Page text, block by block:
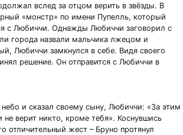
вслед за отцом верить в звёзды. В
«монстр» по имени Пупелль, который
с Любиччи. Однажды Любиччи заговорил с
города назвали мальчика лжецом и
Любиччи замкнулся в себе. Видя своего
решение. Он отправится с Любиччи в
и сказал своему сыну, Любиччи: «За этим
верит никто, кроме тебя». Коснувшись
отличительный жест – Бруно протянул